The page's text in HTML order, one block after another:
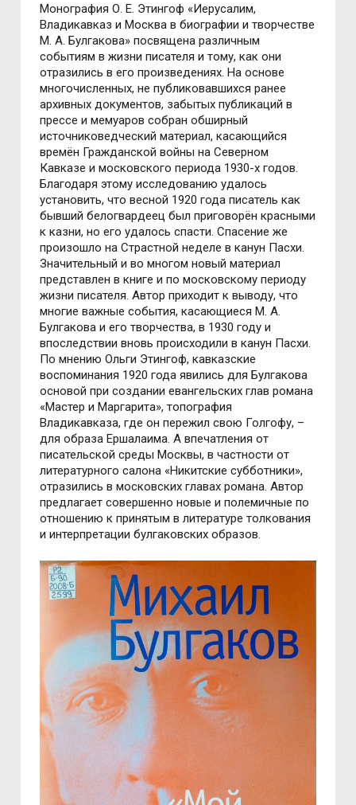
Монография О. Е. Этингоф «Иерусалим,
Владикавказ и Москва в биографии и творчестве
М. А. Булгакова» посвящена различным
событиям в жизни писателя и тому, как они
отразились в его произведениях. На основе
многочисленных, не публиковавшихся ранее
архивных документов, забытых публикаций в
прессе и мемуаров собран обширный
источниковедческий материал, касающийся
времён Гражданской войны на Северном
Кавказе и московского периода 1930-х годов.
Благодаря этому исследованию удалось
установить, что весной 1920 года писатель как
бывший белогвардеец был приговорён красными
к казни, но его удалось спасти. Спасение же
произошло на Страстной неделе в канун Пасхи.
Значительный и во многом новый материал
представлен в книге и по московскому периоду
жизни писателя. Автор приходит к выводу, что
многие важные события, касающиеся М. А.
Булгакова и его творчества, в 1930 году и
впоследствии вновь происходили в канун Пасхи.
По мнению Ольги Этингоф, кавказские
воспоминания 1920 года явились для Булгакова
основой при создании евангельских глав романа
«Мастер и Маргарита», топография
Владикавказа, где он пережил свою Голгофу, –
для образа Ершалаима. А впечатления от
писательской среды Москвы, в частности от
литературного салона «Никитские субботники»,
отразились в московских главах романа. Автор
предлагает совершенно новые и полемичные по
отношению к принятым в литературе толкования
и интерпретации булгаковских образов.